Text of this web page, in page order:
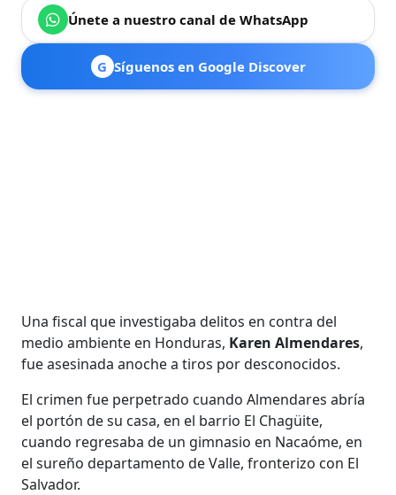
Únete a nuestro canal de WhatsApp
G Síguenos en Google Discover
Una fiscal que investigaba delitos en contra del
medio ambiente en Honduras, Karen Almendares,
fue asesinada anoche a tiros por desconocidos.
El crimen fue perpetrado cuando Almendares abría
el portón de su casa, en el barrio El Chagüite,
cuando regresaba de un gimnasio en Nacaóme, en
el sureño departamento de Valle, fronterizo con El
Salvador.